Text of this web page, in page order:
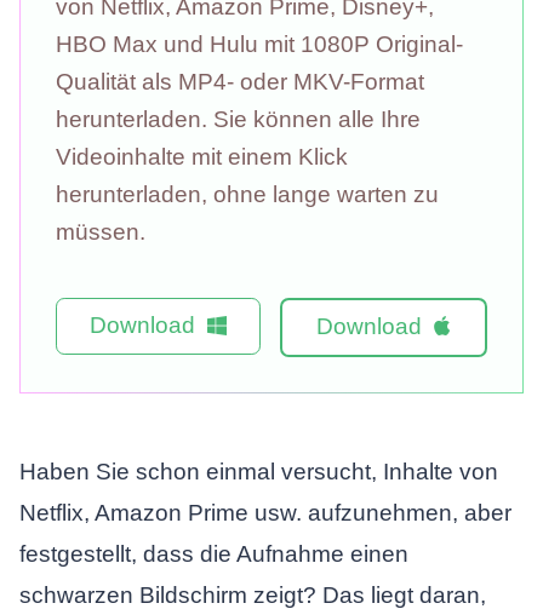
von Netflix, Amazon Prime, Disney+,
HBO Max und Hulu mit 1080P Original-
Qualität als MP4- oder MKV-Format
herunterladen. Sie können alle Ihre
Videoinhalte mit einem Klick
herunterladen, ohne lange warten zu
müssen.
Download Download
Haben Sie schon einmal versucht, Inhalte von
Netflix, Amazon Prime usw. aufzunehmen, aber
festgestellt, dass die Aufnahme einen
schwarzen Bildschirm zeigt? Das liegt daran,